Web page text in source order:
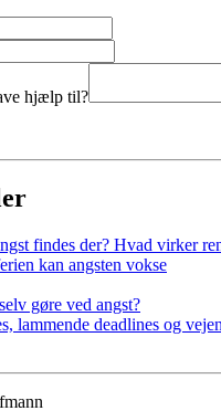
hjælp til?
findes der? Hvad virker
kan angsten vokse
gøre ved angst?
lammende deadlines og